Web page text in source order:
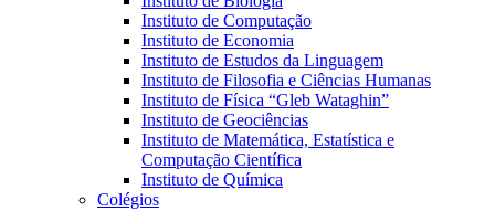
Instituto de Computação
Instituto de Economia
Instituto de Estudos da Linguagem
Instituto de Filosofia e Ciências Humanas
Instituto de Física “Gleb Wataghin”
Instituto de Geociências
Instituto de Matemática, Estatística e
Computação Científica
Instituto de Química
Colégios